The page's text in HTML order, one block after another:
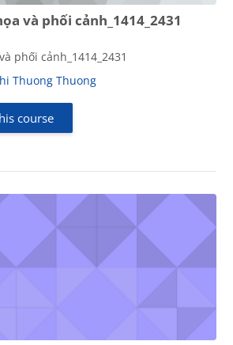
và phối cảnh_1414_2431
phối cảnh_1414_2431
Thuong Thuong
course